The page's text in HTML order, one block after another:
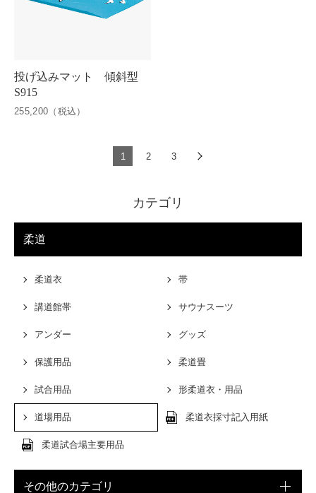
投げ込みマット 傾斜型
S915
255,200（税込）
1 2 3
カテゴリ
柔道
柔道衣 帯
講道館帯 サウナスーツ
アンダー グッズ
保護用品 柔道畳
試合用品 形柔道衣・用品
道場用品 柔道衣採寸記入用紙
柔道試合場主要用品
その他のカテゴリ